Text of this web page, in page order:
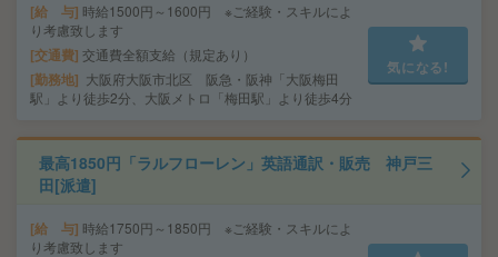
給 与 時給1500円～1600円 ※ご経験・スキルによ
り考慮致します
交通費 交通費全額支給（規定あり）
勤務地
大阪府大阪市北区 阪急・阪神「大阪梅田
駅」より徒歩2分、大阪メトロ「梅田駅」より徒歩4分
気になる!
最高1850円「ラルフローレン」英語通訳・販売 神戸三
田[派遣]
給 与 時給1750円～1850円 ※ご経験・スキルによ
り考慮致します